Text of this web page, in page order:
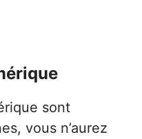
sont
vous n’aurez